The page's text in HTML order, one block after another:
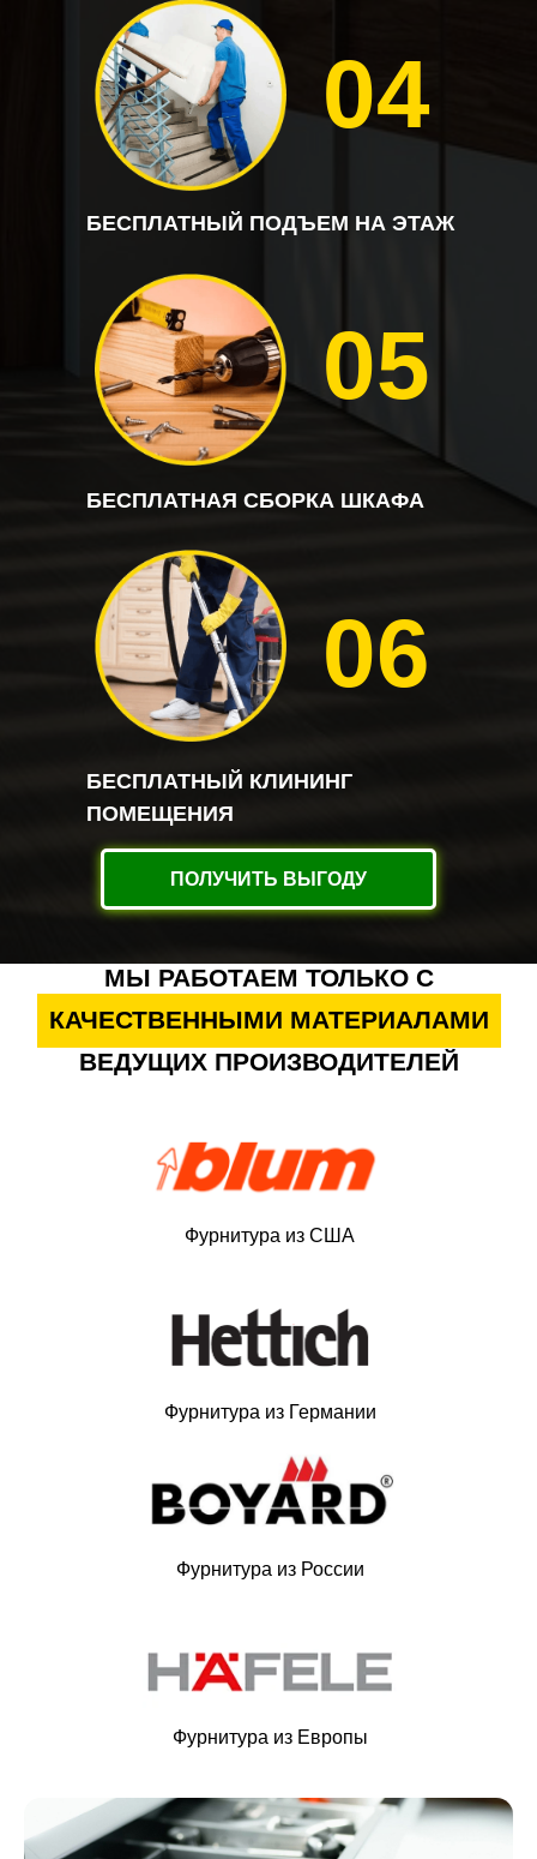
БЕСПЛАТНЫЙ ПОДЪЕМ НА ЭТАЖ
04
БЕСПЛАТНАЯ СБОРКА ШКАФА
05
БЕСПЛАТНЫЙ КЛИНИНГ
ПОМЕЩЕНИЯ
06
ПОЛУЧИТЬ ВЫГОДУ
МЫ РАБОТАЕМ ТОЛЬКО С
КАЧЕСТВЕННЫМИ МАТЕРИАЛАМИ
ВЕДУЩИХ ПРОИЗВОДИТЕЛЕЙ
Фурнитура из США
Фурнитура из Германии
Фурнитура из России
Фурнитура из Европы